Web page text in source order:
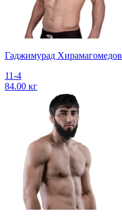
Гаджимурад Хирамагомедов
11-4
84.00 кг